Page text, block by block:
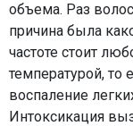
объема. Раз
причина была
частоте стоит
температурой, то
воспаление
Интоксикация